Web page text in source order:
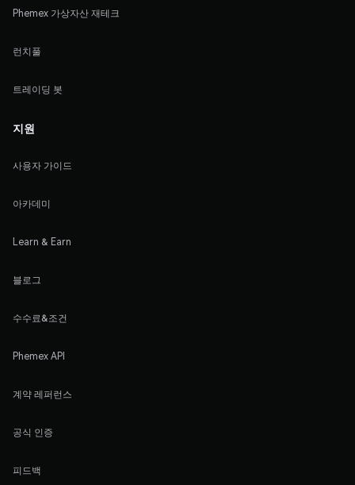
Phemex 가상자산 재테크
런치풀
트레이딩 봇
지원
사용자 가이드
아카데미
Learn & Earn
블로그
수수료&조건
Phemex API
계약 레퍼런스
공식 인증
피드백